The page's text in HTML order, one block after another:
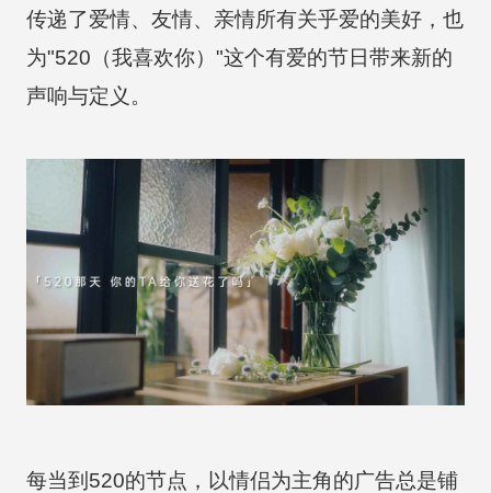
传递了爱情、友情、亲情所有关乎爱的美好，也
为"520（我喜欢你）"这个有爱的节日带来新的
声响与定义。
每当到520的节点，以情侣为主角的广告总是铺